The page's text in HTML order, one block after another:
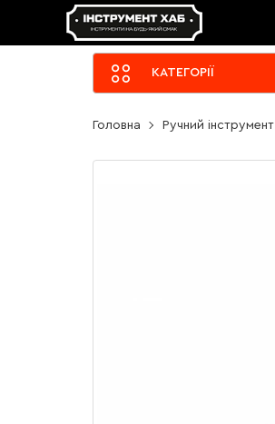
КАТЕГОРІЇ
Головна Ручний інструмент